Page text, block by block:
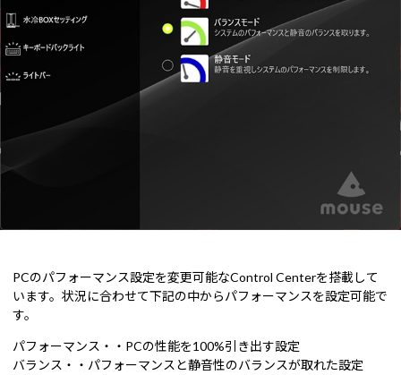
PCのパフォーマンス設定を変更可能なControl Centerを搭載して
います。状況に合わせて下記の中からパフォーマンスを設定可能で
す。
パフォーマンス・・PCの性能を100%引き出す設定
バランス・・パフォーマンスと静音性のバランスが取れた設定